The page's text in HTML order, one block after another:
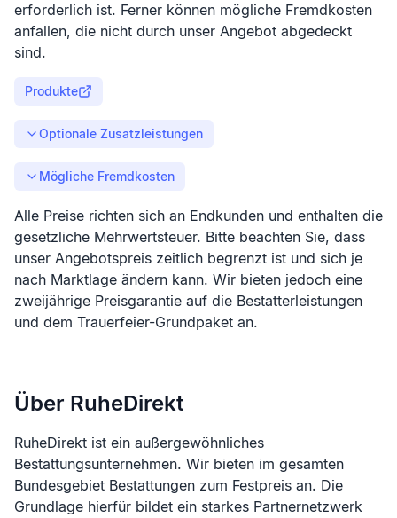
erforderlich ist. Ferner können mögliche Fremdkosten
anfallen, die nicht durch unser Angebot abgedeckt
sind.
Produkte
Optionale Zusatzleistungen
Mögliche Fremdkosten
Alle Preise richten sich an Endkunden und enthalten die
gesetzliche Mehrwertsteuer. Bitte beachten Sie, dass
unser Angebotspreis zeitlich begrenzt ist und sich je
nach Marktlage ändern kann. Wir bieten jedoch eine
zweijährige Preisgarantie auf die Bestatterleistungen
und dem Trauerfeier-Grundpaket an.
Über RuheDirekt
RuheDirekt ist ein außergewöhnliches
Bestattungsunternehmen. Wir bieten im gesamten
Bundesgebiet Bestattungen zum Festpreis an. Die
Grundlage hierfür bildet ein starkes Partnernetzwerk